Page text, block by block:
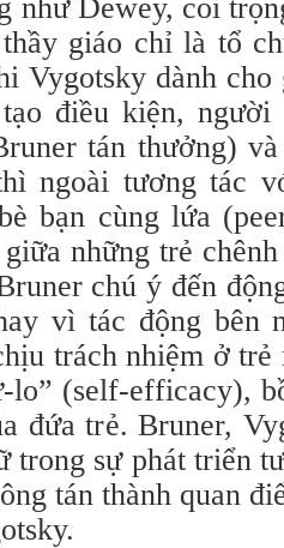
như Dewey, coi
giáo chỉ là tổ
Vygotsky dành
điều kiện, người
tán thưởng)
ngoài tương tác
bạn cùng lứa
những trẻ
chú ý đến
vì tác động bên
trách nhiệm ở trẻ
lo” (self-efficacy),
đứa trẻ. Bruner,
trong sự phát triển
tán thành quan